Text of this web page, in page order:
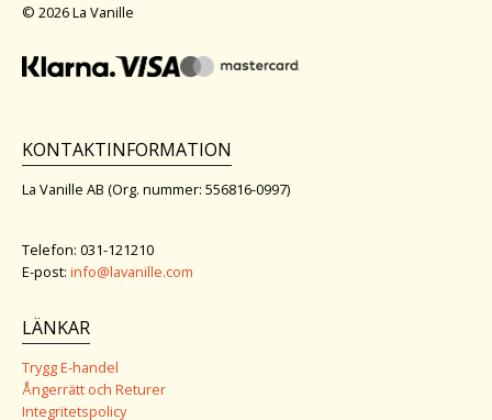
© 2026 La Vanille
KONTAKTINFORMATION
La Vanille AB (Org. nummer: 556816-0997)
Telefon: 031-121210
E-post: info@lavanille.com
LÄNKAR
Trygg E-handel
Ångerrätt och Returer
Integritetspolicy